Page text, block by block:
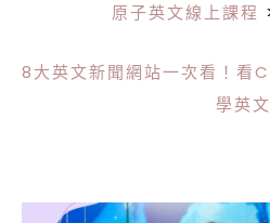
原子英文線上課程
8大英文新聞網站一次看！看
學英文